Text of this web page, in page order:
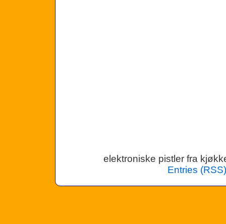
elektroniske pistler fra
Entries (RSS)